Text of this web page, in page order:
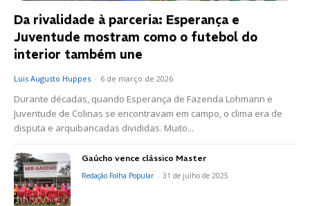
Da rivalidade à parceria: Esperança e
Juventude mostram como o futebol do
interior também une
Luis Augusto Huppes - 6 de março de 2026
Durante décadas, quando Esperança de Fazenda Lohmann e
Juventude de Colinas se encontravam em campo, o clima era de
disputa e arquibancadas divididas. Muito...
Gaúcho vence clássico Master
Redação Folha Popular - 31 de julho de 2025